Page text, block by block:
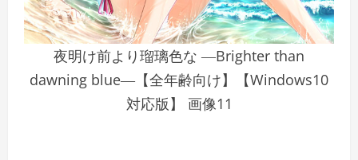
夜明け前より瑠璃色な ―Brighter than
dawning blue―【全年齢向け】【Windows10
対応版】 画像11